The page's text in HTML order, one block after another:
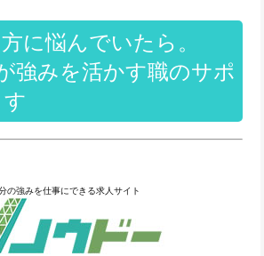
に悩んでいたら。
強みを活かす職のサポ
の強みを仕事にできる求人サイト